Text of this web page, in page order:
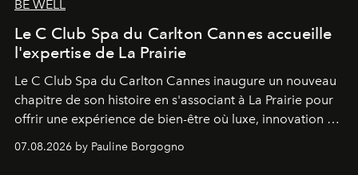
BE WELL
Le C Club Spa du Carlton Cannes accueille
l'expertise de La Prairie
Le C Club Spa du Carlton Cannes inaugure un nouveau
chapitre de son histoire en s'associant à La Prairie pour
offrir une expérience de bien-être où luxe, innovation et
expertise se rencontrent.
07.08.2026 by Pauline Borgogno